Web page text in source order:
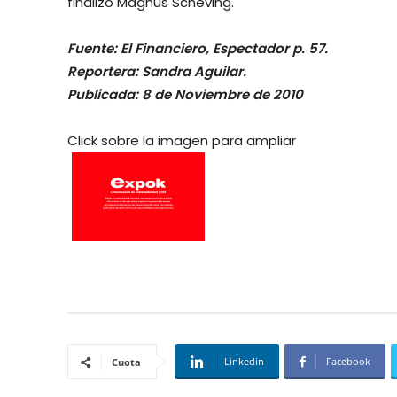
Fuente: El Financiero, Espectador p. 57.
Reportera: Sandra Aguilar.
Publicada: 8 de Noviembre de 2010
Click sobre la imagen para ampliar
Cuota Linkedin Facebook